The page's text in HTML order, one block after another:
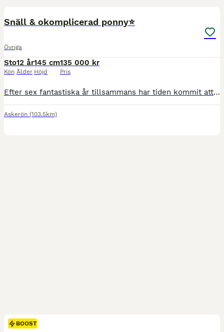
Snäll & okomplicerad ponny⭐️
Övriga
Sto
Kön
12 år
Ålder
145 cm
Höjd
135 000 kr
Pris
Efter sex fantastiska år tillsammans har tiden kommit att hitta ett nytt hem till vår fina Silver. Vi importerade henne från Irland i maj 2020. Silver är en snäll och okomplicerad ponny med mycket personlighet. Hon tycker om att arbeta och kan ibland bjuda på lite bus, men är alltid vänlig i all hantering. Jag har hanterat & ridit henne ensam sedan jag var 11. Hon har
Askerön (103.5km)
BOOST